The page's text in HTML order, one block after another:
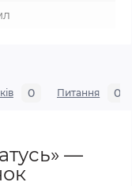
0 Питання 0
—